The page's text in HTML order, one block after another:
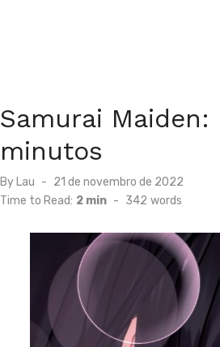
Samurai Maiden:
minutos
By Lau
Posted
on
21 de novembro de 2022
Time to Read: 2 min - 342 words